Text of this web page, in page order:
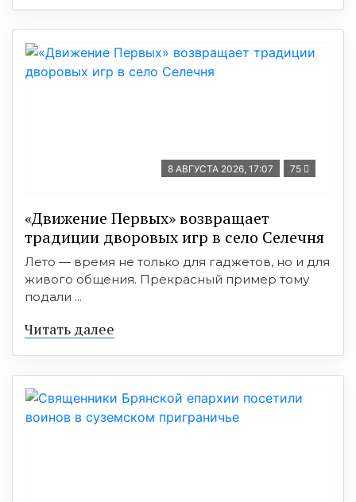
8 АВГУСТА 2026, 17:07 75
«Движение Первых» возвращает
традиции дворовых игр в село Селечня
Лето — время не только для гаджетов, но и для
живого общения. Прекрасный пример тому
подали ...
Читать далее